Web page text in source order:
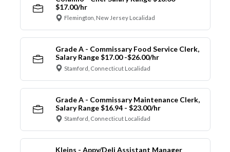
$17.00/hr
Flemington, New Jersey Localidad
Grade A - Commissary Food Service Clerk,
Salary Range $17.00 -$26.00/hr
Stamford, Connecticut Localidad
Grade A - Commissary Maintenance Clerk,
Salary Range $16.94 - $23.00/hr
Stamford, Connecticut Localidad
Kleins - Appy/Deli Assistant Manager